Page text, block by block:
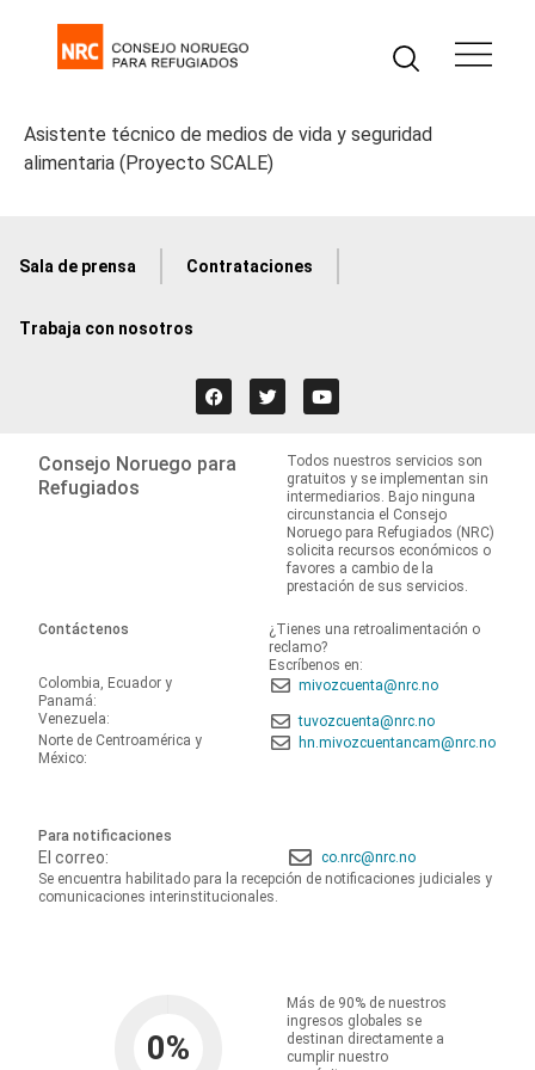
Asistente técnico de medios de vida y seguridad
alimentaria (Proyecto SCALE)
Sala de prensa Contrataciones
Trabaja con nosotros
Consejo Noruego para
Refugiados
Todos nuestros servicios son
gratuitos y se implementan sin
intermediarios. Bajo ninguna
circunstancia el Consejo
Noruego para Refugiados (NRC)
solicita recursos económicos o
favores a cambio de la
prestación de sus servicios.
Contáctenos
¿Tienes una retroalimentación o
reclamo?
Escríbenos en:
Colombia, Ecuador y
Panamá:
mivozcuenta@nrc.no
Venezuela:
tuvozcuenta@nrc.no
Norte de Centroamérica y
México:
hn.mivozcuentancam@nrc.no
Para notificaciones
El correo:
co.nrc@nrc.no
Se encuentra habilitado para la recepción de notificaciones judiciales y
comunicaciones interinstitucionales.
0%
Más de 90% de nuestros
ingresos globales se
destinan directamente a
cumplir nuestro